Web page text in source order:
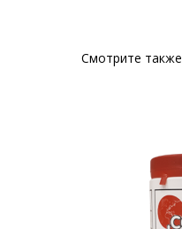
Смотрите также